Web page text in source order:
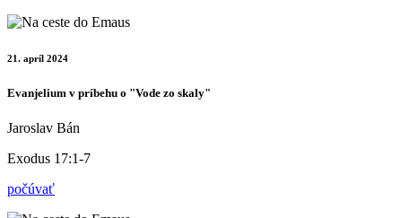
21. apríl 2024
Evanjelium v príbehu o "Vode zo skaly"
Jaroslav Bán
Exodus 17:1-7
počúvať